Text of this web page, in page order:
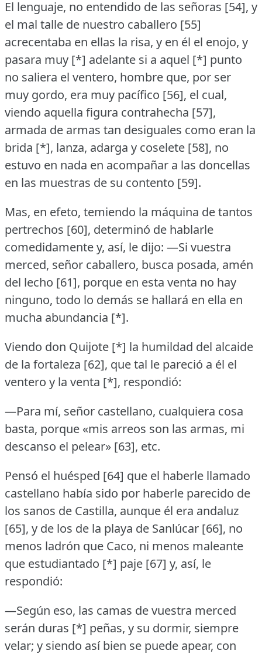
El lenguaje, no entendido de las señoras [54], y
el mal talle de nuestro caballero [55]
acrecentaba en ellas la risa, y en él el enojo, y
pasara muy [*] adelante si a aquel [*] punto
no saliera el ventero, hombre que, por ser
muy gordo, era muy pacífico [56], el cual,
viendo aquella figura contrahecha [57],
armada de armas tan desiguales como eran la
brida [*], lanza, adarga y coselete [58], no
estuvo en nada en acompañar a las doncellas
en las muestras de su contento [59].
Mas, en efeto, temiendo la máquina de tantos
pertrechos [60], determinó de hablarle
comedidamente y, así, le dijo: —Si vuestra
merced, señor caballero, busca posada, amén
del lecho [61], porque en esta venta no hay
ninguno, todo lo demás se hallará en ella en
mucha abundancia [*].
Viendo don Quijote [*] la humildad del alcaide
de la fortaleza [62], que tal le pareció a él el
ventero y la venta [*], respondió:
—Para mí, señor castellano, cualquiera cosa
basta, porque «mis arreos son las armas, mi
descanso el pelear» [63], etc.
Pensó el huésped [64] que el haberle llamado
castellano había sido por haberle parecido de
los sanos de Castilla, aunque él era andaluz
[65], y de los de la playa de Sanlúcar [66], no
menos ladrón que Caco, ni menos maleante
que estudiantado [*] paje [67] y, así, le
respondió:
—Según eso, las camas de vuestra merced
serán duras [*] peñas, y su dormir, siempre
velar; y siendo así bien se puede apear, con